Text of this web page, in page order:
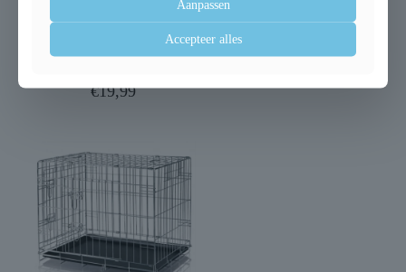
Flexi lichtsysteem
voor honden led usb
€19,99
Trixie trap lichtgrijs
Aanpassen
Accepteer alles